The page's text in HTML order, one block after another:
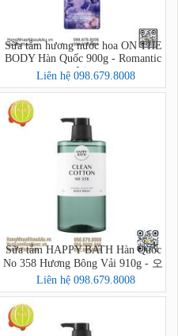
Sữa tắm hương nước hoa ON THE
BODY Hàn Quốc 900g - Romantic
Iris
Liên hệ 098.679.8008
Sữa tắm HAPPY BATH Hàn Quốc
No 358 Hương Bông Vải 910g - 오
리지널 컬렉션 바디워시
Liên hệ 098.679.8008